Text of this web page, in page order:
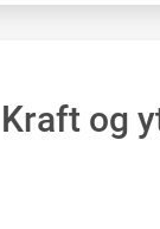
Kraft og